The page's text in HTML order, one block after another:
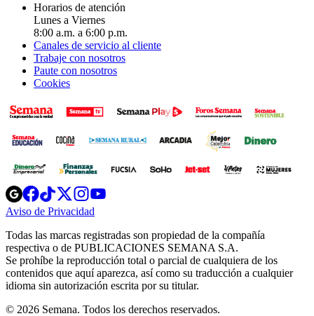
Horarios de atención
Lunes a Viernes
8:00 a.m. a 6:00 p.m.
Canales de servicio al cliente
Trabaje con nosotros
Paute con nosotros
Cookies
Opens
in
new
Opens
in
new
Opens
in
new
window
Opens
new
windowwindow
Aviso de Privacidad
new
window
Todas las marcas registradas son propiedad de la compañía
respectiva o de PUBLICACIONES SEMANA S.A.
Se prohíbe la reproducción total o parcial de cualquiera de los
contenidos que aquí aparezca, así como su traducción a cualquier
idioma sin autorización escrita por su titular.
© 2026 Semana. Todos los derechos reservados.